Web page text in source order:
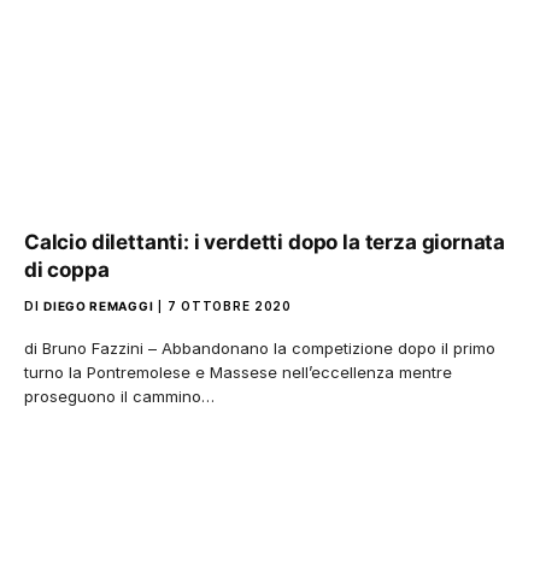
Calcio dilettanti: i verdetti dopo la terza giornata
di coppa
DI DIEGO REMAGGI 7 OTTOBRE 2020
di Bruno Fazzini – Abbandonano la competizione dopo il primo
turno la Pontremolese e Massese nell’eccellenza mentre
proseguono il cammino…